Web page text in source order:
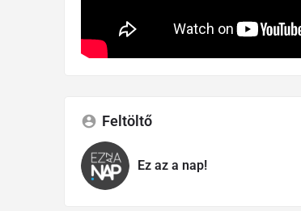
Feltöltő
Ez az a nap!